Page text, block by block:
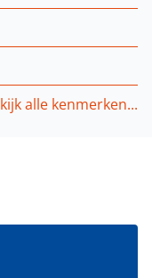
alle kenmerken...